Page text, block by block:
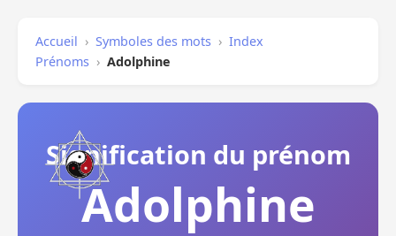
Accueil › Symboles des mots › Index
Prénoms › Adolphine
Signification du prénom
Adolphine